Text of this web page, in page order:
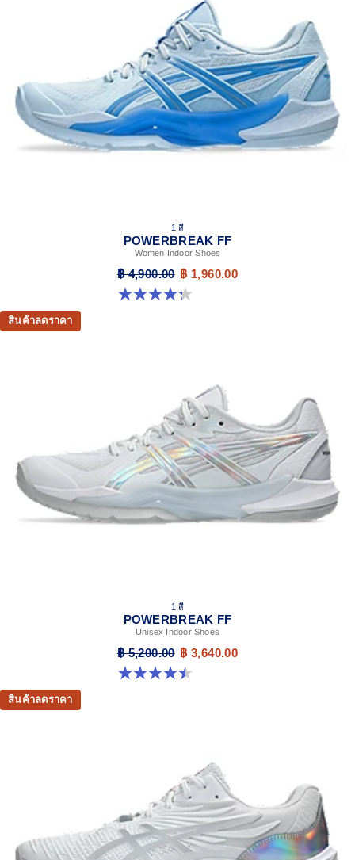
1 สี
POWERBREAK FF
Women Indoor Shoes
฿ 4,900.00 ฿ 1,960.00
4.3 จาก 5 ดาว 12 รีวิว
สินค้าลดราคา
1 สี
POWERBREAK FF
Unisex Indoor Shoes
฿ 5,200.00 ฿ 3,640.00
4.5 จาก 5 ดาว 2 รีวิว
สินค้าลดราคา